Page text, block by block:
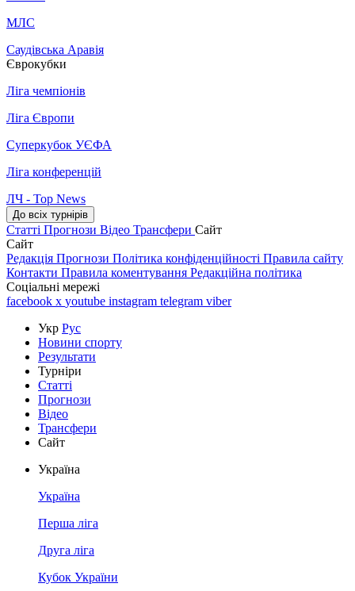
МЛС
Саудівська Аравія
Єврокубки
Ліга чемпіонів
Ліга Європи
Суперкубок УЄФА
Ліга конференцій
ЛЧ - Top News
До всіх турнірів
Статті Прогнози Відео Трансфери Сайт
Сайт
Редакція Прогнози Політика конфіденційності Правила сайту
Контакти Правила коментування Редакційна політика
Соціальні мережі
facebook x youtube instagram telegram viber
Укр Рус
Новини спорту
Результати
Турніри
Статті
Прогнози
Відео
Трансфери
Сайт
Україна
Україна
Перша ліга
Друга ліга
Кубок України